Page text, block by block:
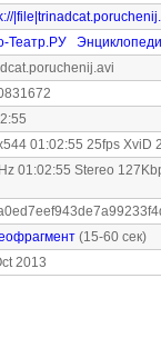
Театр.РУ
01:02:55 25fps XviD
01:02:55 Stereo
(15-60 сек)
2013